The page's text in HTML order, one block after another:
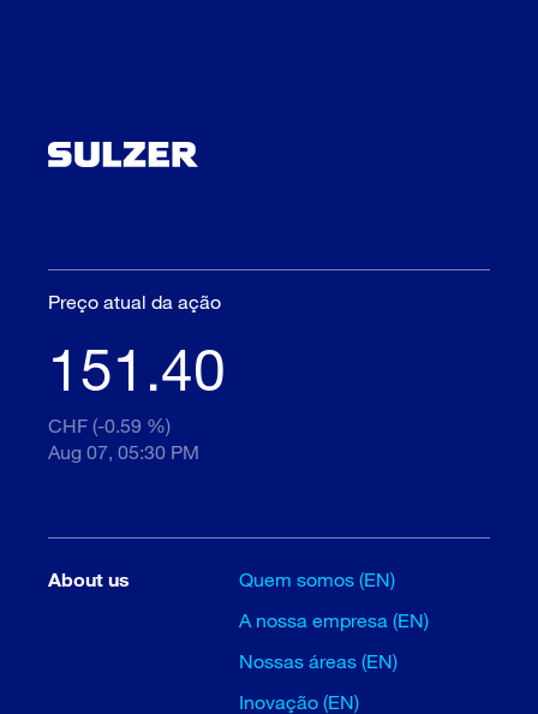
Preço atual da ação
151.40
CHF (-0.59 %)
Aug 07, 05:30 PM
About us
Quem somos (EN)
A nossa empresa (EN)
Nossas áreas (EN)
Inovação (EN)